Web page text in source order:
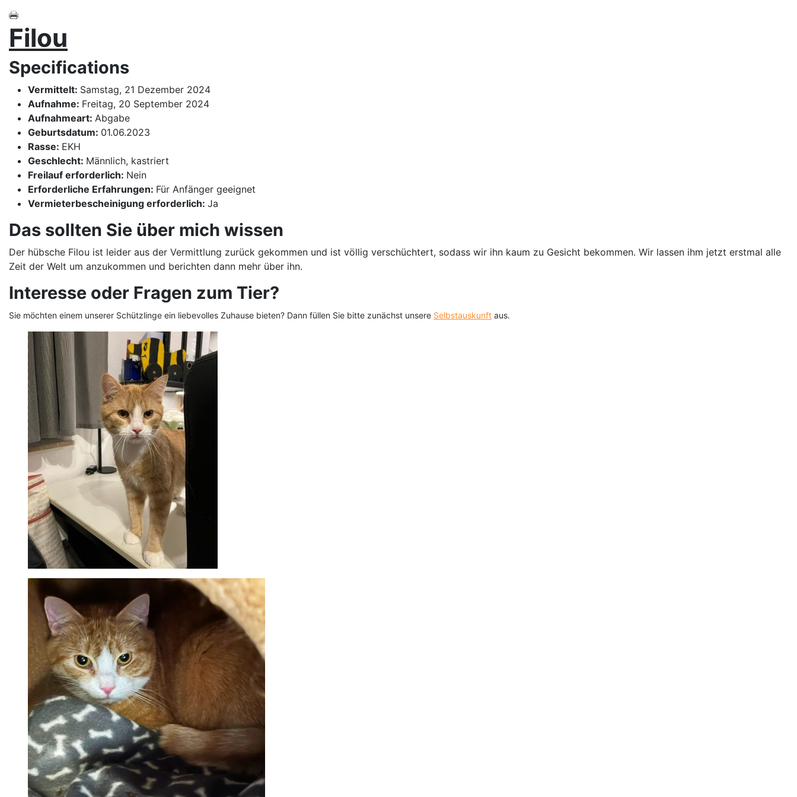
Filou
Specifications
Vermittelt: Samstag, 21 Dezember 2024
Aufnahme: Freitag, 20 September 2024
Aufnahmeart: Abgabe
Geburtsdatum: 01.06.2023
Rasse: EKH
Geschlecht: Männlich, kastriert
Freilauf erforderlich: Nein
Erforderliche Erfahrungen: Für Anfänger geeignet
Vermieterbescheinigung erforderlich: Ja
Das sollten Sie über mich wissen
Der hübsche Filou ist leider aus der Vermittlung zurück gekommen und ist völlig verschüchtert, sodass wir ihn kaum zu Gesicht bekommen. Wir lassen ihm jetzt erstmal alle
Zeit der Welt um anzukommen und berichten dann mehr über ihn.
Interesse oder Fragen zum Tier?
Sie möchten einem unserer Schützlinge ein liebevolles Zuhause bieten? Dann füllen Sie bitte zunächst unsere Selbstauskunft aus.